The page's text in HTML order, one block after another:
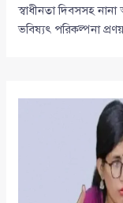
স্বাধীনতা দিবসসহ
ভবিষ্যৎ পরিকল্পনা